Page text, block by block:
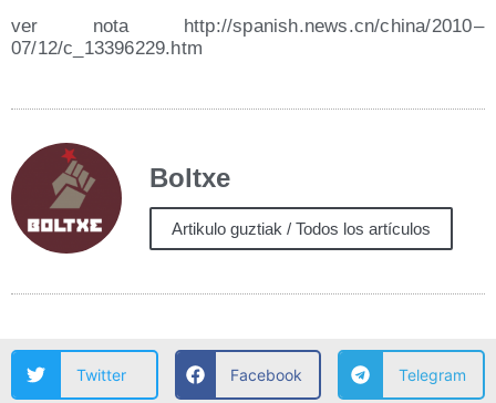
ver nota http://​spa​nish​.news​.cn/​c​h​i​n​a​/​2​010 –
07/12/c_13396229.htm
Boltxe
Artikulo guztiak / Todos los artículos
Twitter Facebook Telegram